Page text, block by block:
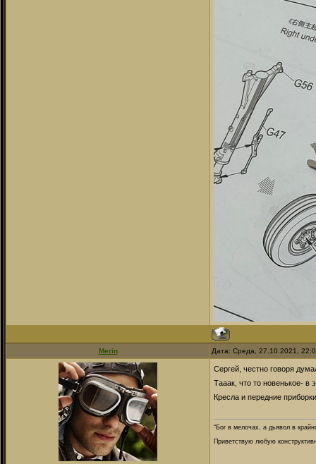
Merin Дата: Среда, 27.10.2021,
Сергей, честно говоря
Тааак, что то новенькое- в
Кресла и передние
“Бог в мелочах, а дьявол в
Приветствую любую